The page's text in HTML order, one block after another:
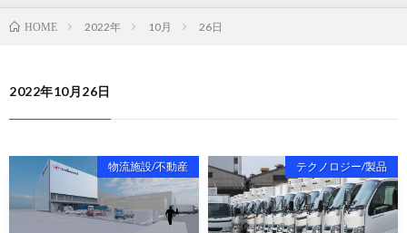
HOME 2022年 10月 26日
2022年10月26日
物流施設/不動産 テクノロジー/製品